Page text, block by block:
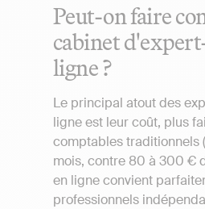
Peut-on faire
cabinet
ligne ?
Le principal atout des
ligne est leur coût, plus
comptables traditionnels
mois, contre 80 à 300 €
en ligne convient
professionnels